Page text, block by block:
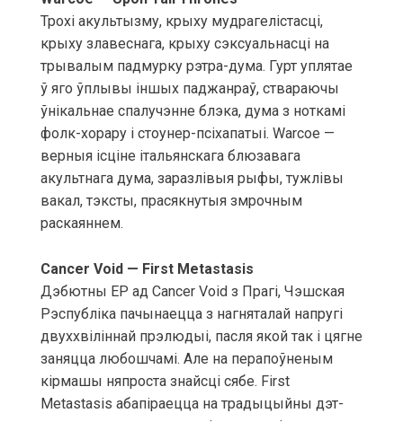
Трохі акультызму, крыху мудрагелістасці,
крыху злавеснага, крыху сэксуальнасці на
трывалым падмурку рэтра-дума. Гурт уплятае
ў яго ўплывы іншых паджанраў, ствараючы
ўнікальнае спалучэнне блэка, дума з ноткамі
фолк-хорару і стоунер-псіхапатыі. Warcoe —
верныя ісціне італьянскага блюзавага
акультнага дума, заразлівыя рыфы, тужлівы
вакал, тэксты, прасякнутыя змрочным
раскаяннем.
Cancer Void — First Metastasis
Дэбютны EP ад Cancer Void з Прагі, Чэшская
Рэспубліка пачынаецца з нагняталай напругі
двуххвіліннай прэлюдыі, пасля якой так і цягне
заняцца любошчамі. Але на перапоўненым
кірмашы няпроста знайсці сябе. First
Metastasis абапіраецца на традыцыйны дэт-